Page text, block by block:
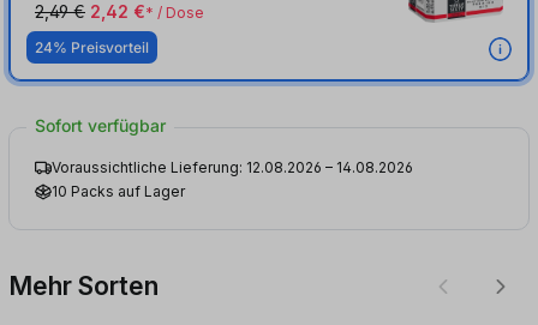
2,49 € 2,42 €* / Dose
24% Preisvorteil
Sofort verfügbar
Voraussichtliche Lieferung: 12.08.2026 – 14.08.2026
10 Packs auf Lager
Mehr Sorten